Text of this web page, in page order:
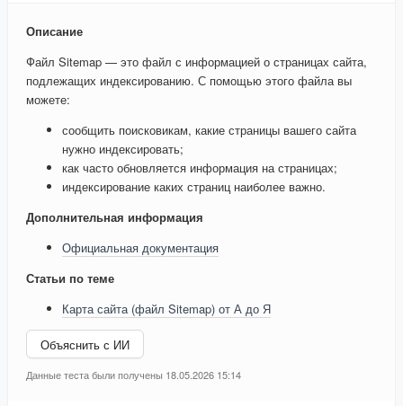
Описание
Файл Sitemap — это файл с информацией о страницах сайта,
подлежащих индексированию. С помощью этого файла вы
можете:
сообщить поисковикам, какие страницы вашего сайта
нужно индексировать;
как часто обновляется информация на страницах;
индексирование каких страниц наиболее важно.
Дополнительная информация
Официальная документация
Статьи по теме
Карта сайта (файл Sitemap) от А до Я
Объяснить с ИИ
Данные теста были получены 18.05.2026 15:14